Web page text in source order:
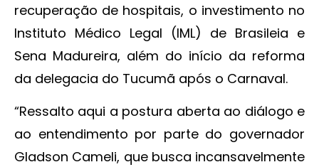
recuperação de hospitais, o investimento no
Instituto Médico Legal (IML) de Brasileia e
Sena Madureira, além do início da reforma
da delegacia do Tucumã após o Carnaval.
“Ressalto aqui a postura aberta ao diálogo e
ao entendimento por parte do governador
Gladson Cameli, que busca incansavelmente